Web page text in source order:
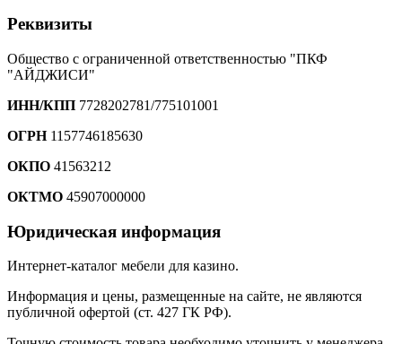
Реквизиты
Общество с ограниченной ответственностью "ПКФ
"АЙДЖИСИ"
ИНН/КПП 7728202781/775101001
ОГРН1157746185630
ОКПО 41563212
ОКТМО 45907000000
Юридическая информация
Интернет-каталог мебели для казино.
Информация и цены, размещенные на сайте, не являются
публичной офертой (ст. 427 ГК РФ).